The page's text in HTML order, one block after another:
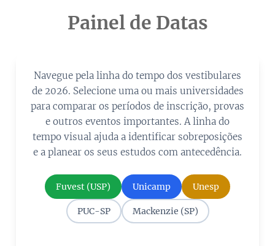
Painel de Datas
Navegue pela linha do tempo dos vestibulares
de 2026. Selecione uma ou mais universidades
para comparar os períodos de inscrição, provas
e outros eventos importantes. A linha do
tempo visual ajuda a identificar sobreposições
e a planear os seus estudos com antecedência.
Fuvest (USP) Unicamp Unesp
PUC-SP Mackenzie (SP)